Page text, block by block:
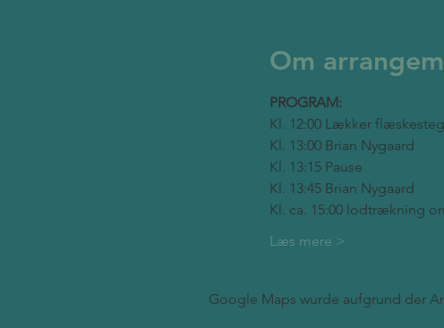
Om
PROGRAM:
Kl. 12:00 Lækker
Kl. 13:00 Brian Nygaard
Kl. 13:15 Pause
Kl. 13:45 Brian Nygaard
Kl. ca. 15:00 lodtrækning
Læs mere >
Google Maps wurde aufgrund der